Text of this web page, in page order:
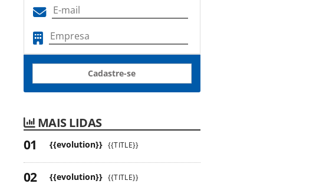
Cadastre-se
MAIS LIDAS
{{evolution}} {{TITLE}}
{{evolution}} {{TITLE}}